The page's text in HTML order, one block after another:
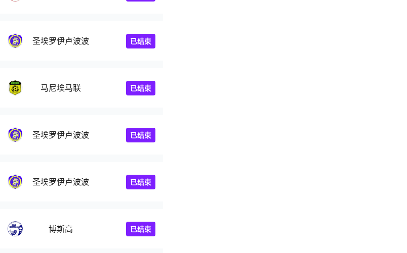
圣埃罗伊卢波波 已结束
马尼埃马联 已结束
圣埃罗伊卢波波 已结束
圣埃罗伊卢波波 已结束
博斯高 已结束